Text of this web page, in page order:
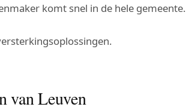
komt snel in de hele gemeente.
van Leuven